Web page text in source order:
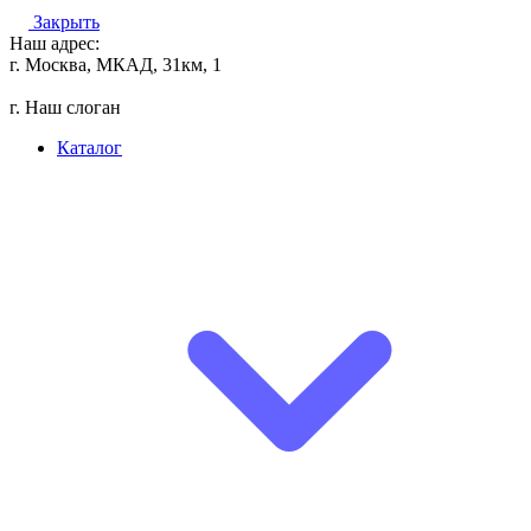
Закрыть
Наш адрес:
г. Москва, МКАД, 31км, 1
г. Наш слоган
Каталог